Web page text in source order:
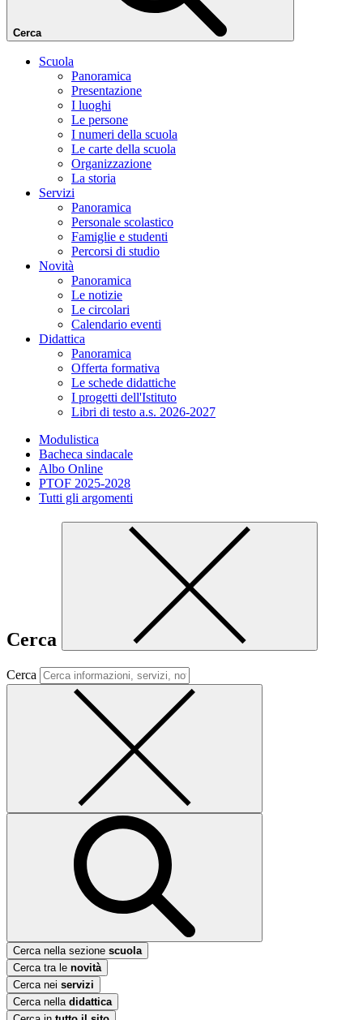
Cerca
Scuola
Panoramica
Presentazione
I luoghi
Le persone
I numeri della scuola
Le carte della scuola
Organizzazione
La storia
Servizi
Panoramica
Personale scolastico
Famiglie e studenti
Percorsi di studio
Novità
Panoramica
Le notizie
Le circolari
Calendario eventi
Didattica
Panoramica
Offerta formativa
Le schede didattiche
I progetti dell'Istituto
Libri di testo a.s. 2026-2027
Modulistica
Bacheca sindacale
Albo Online
PTOF 2025-2028
Tutti gli argomenti
Cerca
Cerca
Cerca nella sezione scuola
Cerca tra le novità
Cerca nei servizi
Cerca nella didattica